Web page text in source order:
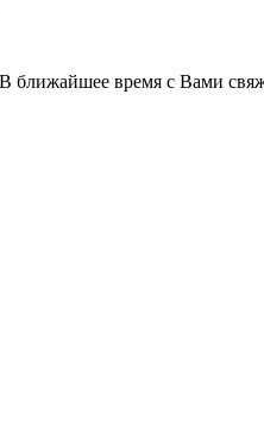
ближайшее время с Вами